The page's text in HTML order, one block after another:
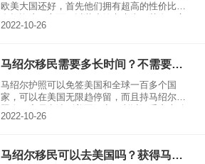
欧美大国还好，首先他们拥有超高的性价比，
们在福利待遇方面能够享受和欧美大国同等的
目，那么，2022马绍尔移民政策简介，为什么
马绍尔护照能简单，快速的赴美方式？
2022-10-26
马绍尔护照可以免签美国和全球一百多个国
家，可以在美国无限趋停留，而且持马绍尔护
民人士的欢迎。特别是想要移民美国的人士，
照申请美国绿卡就要容易许多
2022-10-26
马绍尔移民可以去美国吗？获得马绍尔护照后，可以无限制入境美国